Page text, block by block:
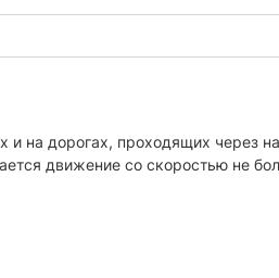
и на дорогах, проходящих через
движение со скоростью не